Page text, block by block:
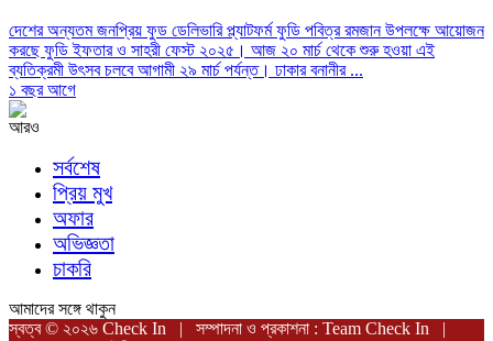
দেশের অন্যতম জনপ্রিয় ফুড ডেলিভারি প্ল্যাটফর্ম ফুডি পবিত্র রমজান উপলক্ষে আয়োজন
করছে ফুডি ইফতার ও সাহরী ফেস্ট ২০২৫। আজ ২০ মার্চ থেকে শুরু হওয়া এই
ব্যতিক্রমী উৎসব চলবে আগামী ২৯ মার্চ পর্যন্ত। ঢাকার বনানীর ...
১ বছর আগে
আরও
সর্বশেষ
প্রিয় মুখ
অফার
অভিজ্ঞতা
চাকরি
আমাদের সঙ্গে থাকুন
স্বত্ব © ২০২৬ Check In | সম্পাদনা ও প্রকাশনা : Team Check In |